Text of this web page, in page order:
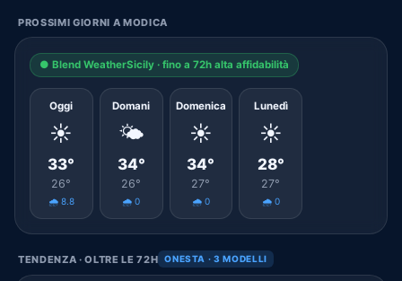
PROSSIMI GIORNI A MODICA
● Blend WeatherSicily · fino a 72h alta affidabilità
Oggi
☀️
33°
26°
🌧️ 8.8
Domani
🌤️
34°
26°
🌧️ 0
Domenica
☀️
34°
27°
🌧️ 0
Lunedì
☀️
28°
27°
🌧️ 0
TENDENZA · OLTRE LE 72H ONESTA · 3 MODELLI